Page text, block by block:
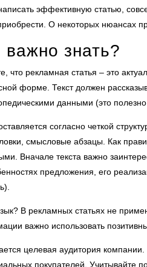
эффективную статью,
О некоторых нюансах
важно знать?
что рекламная статья – это
форме. Текст должен
данными (это полезно
согласно четкой
смысловые абзацы. Как
Вначале текста важно
предложения, его
В рекламных статьях не
важно использовать
целевая аудитория
покупателей. Учитывайте